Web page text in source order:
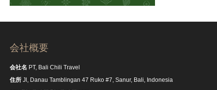
会社概要
会社名 PT, Bali Chili Travel
住所 Jl, Danau Tamblingan 47 Ruko #7, Sanur, Bali, Indonesia